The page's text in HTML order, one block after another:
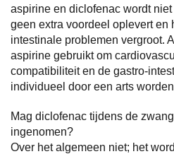
aspirine en diclofenac wordt
geen extra voordeel oplevert en
intestinale problemen vergroot.
aspirine gebruikt om
compatibiliteit en de gastro-
individueel door een arts
Mag diclofenac tijdens de
ingenomen?
Over het algemeen niet; het